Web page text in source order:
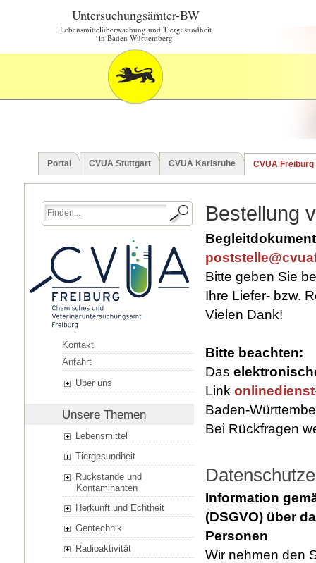
Untersuchungsämter-BW
Lebensmittelüberwachung und Tiergesundheit
in Baden-Württemberg
Portal CVUA Stuttgart CVUA Karlsruhe CVUA Freiburg
Kontakt
Anfahrt
Über uns
Unsere Themen
Lebensmittel
Tiergesundheit
Rückstände und
Kontaminanten
Herkunft und Echtheit
Gentechnik
Radioaktivität
Bestellung
Bitte geben Sie
Ihre Liefer- bzw.
Vielen Dank!
Bitte beachten:
Das
Link
Baden-
Bei Rückfragen
Information
(DSGVO) über
Personen
Wir nehmen den